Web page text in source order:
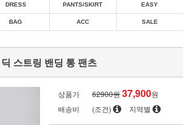
DRESS PANTS/SKIRT EASY
BAG ACC SALE
딕 스트링 밴딩 통 팬츠
상품가 62900원37,900원
배송비
(조건) 지역별